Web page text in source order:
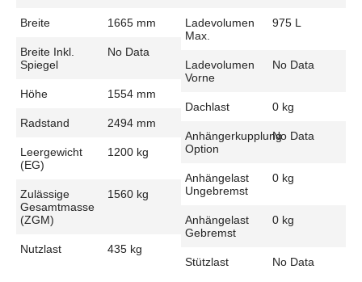
Breite 1665 mm
Breite Inkl.
Spiegel
No Data
Höhe 1554 mm
Radstand 2494 mm
Leergewicht
(EG)
1200 kg
Zulässige
Gesamtmasse
(zGM)
1560 kg
Nutzlast 435 kg
Ladevolumen
Max.
975 L
Ladevolumen
Vorne
No Data
Dachlast 0 kg
Anhängerkupplung
Option
No Data
Anhängelast
Ungebremst
0 kg
Anhängelast
Gebremst
0 kg
Stützlast No Data